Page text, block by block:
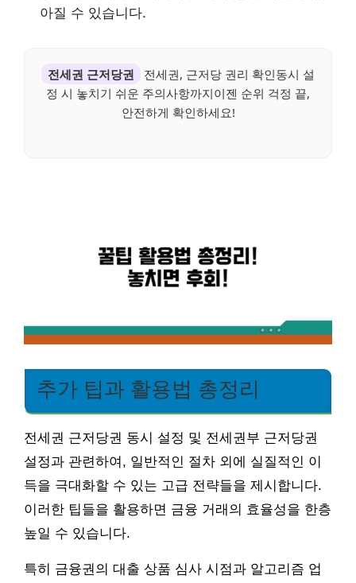
아질 수 있습니다.
전세권 근저당권
전세권, 근저당 권리 확인동시 설
정 시 놓치기 쉬운 주의사항까지이젠 순위 걱정 끝,
안전하게 확인하세요!
추가 팁과 활용법 총정리
전세권 근저당권 동시 설정 및 전세권부 근저당권
설정과 관련하여, 일반적인 절차 외에 실질적인 이
득을 극대화할 수 있는 고급 전략들을 제시합니다.
이러한 팁들을 활용하면 금융 거래의 효율성을 한층
높일 수 있습니다.
특히 금융권의 대출 상품 심사 시점과 알고리즘 업